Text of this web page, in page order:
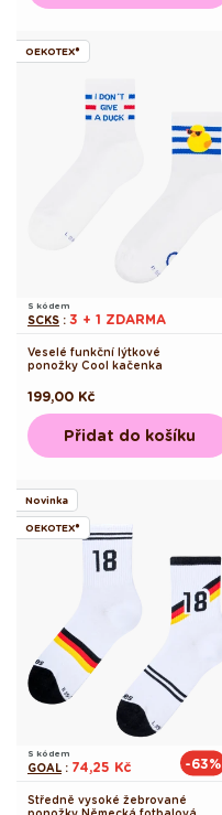
OEKOTEX®
S kódem
SCKS : 3 + 1 ZDARMA
Veselé funkční lýtkové
ponožky Cool kačenka
Běžná
cena
199,00 Kč
Přidat do košíku
Novinka
OEKOTEX®
S kódem
GOAL : 74,25 Kč -63%
Středně vysoké žebrované